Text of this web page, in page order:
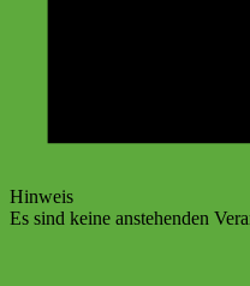
Hinweis
Es sind keine anstehenden